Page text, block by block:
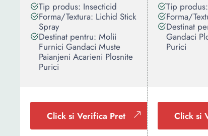
Tip produs: Insecticid
Forma/Textura: Lichid Stick
Spray
Destinat pentru: Molii
Furnici Gandaci Muste
Paianjeni Acarieni Plosnite
Purici
Click si Verifica Pret
Tip
Forma/
Destinat
Gandaci
Purici
Click si